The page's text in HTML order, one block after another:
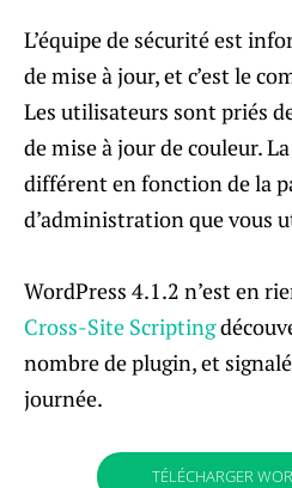
L’équipe de sécurité est
de mise à jour, et c’est le
Les utilisateurs sont priés
de mise à jour de couleur.
différent en fonction de la
d’administration que vous
WordPress 4.1.2 n’est en
Cross-Site Scripting
nombre de plugin, et
journée.
TÉLÉCHARGER